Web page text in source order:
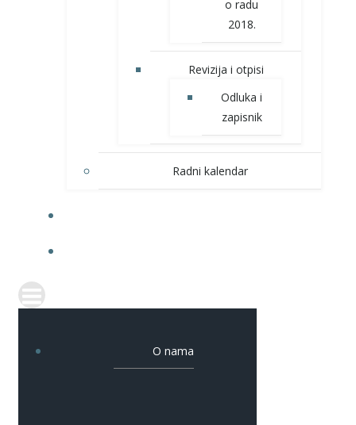
o radu
2018.
Revizija i otpisi
Odluka i
zapisnik
Radni kalendar
O nama